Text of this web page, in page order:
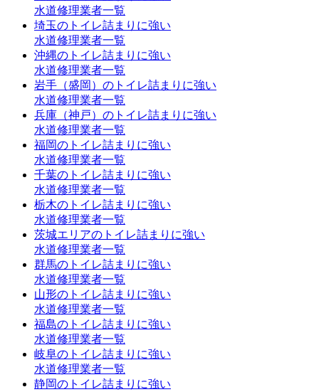
水道修理業者一覧
埼玉のトイレ詰まりに強い
水道修理業者一覧
沖縄のトイレ詰まりに強い
水道修理業者一覧
岩手（盛岡）のトイレ詰まりに強い
水道修理業者一覧
兵庫（神戸）のトイレ詰まりに強い
水道修理業者一覧
福岡のトイレ詰まりに強い
水道修理業者一覧
千葉のトイレ詰まりに強い
水道修理業者一覧
栃木のトイレ詰まりに強い
水道修理業者一覧
茨城エリアのトイレ詰まりに強い
水道修理業者一覧
群馬のトイレ詰まりに強い
水道修理業者一覧
山形のトイレ詰まりに強い
水道修理業者一覧
福島のトイレ詰まりに強い
水道修理業者一覧
岐阜のトイレ詰まりに強い
水道修理業者一覧
静岡のトイレ詰まりに強い